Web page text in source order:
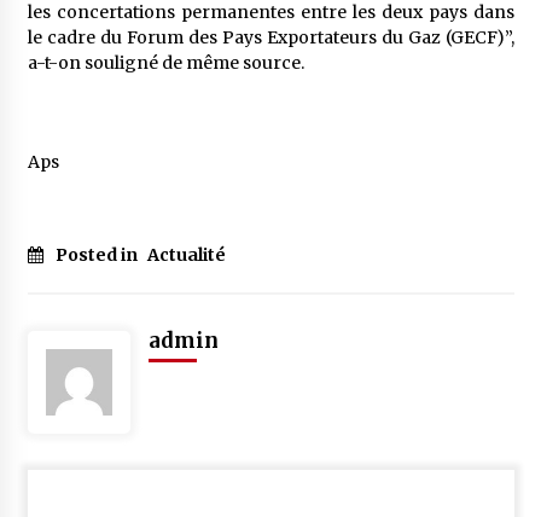
les concertations permanentes entre les deux pays dans
le cadre du Forum des Pays Exportateurs du Gaz (GECF)”,
a-t-on souligné de même source.
Aps
Posted in Actualité
admin